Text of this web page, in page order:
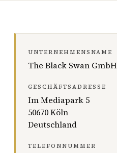
UNTERNEHMENSNAME
The Black Swan GmbH
GESCHÄFTSADRESSE
Im Mediapark 5
50670 Köln
Deutschland
TELEFONNUMMER